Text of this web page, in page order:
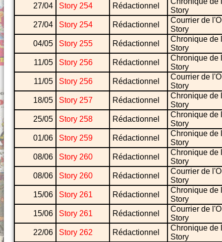
27/04 Story 254 Rédactionnel
Story
27/04
Story 254 Rédactionnel
Courrier de
Story
04/05
Story 255 Rédactionnel
Chronique de
Story
11/05
Story 256 Rédactionnel
Chronique de
Story
11/05
Story 256 Rédactionnel
Courrier de
Story
18/05
Story 257 Rédactionnel
Chronique de
Story
25/05
Story 258 Rédactionnel
Chronique de
Story
01/06
Story 259 Rédactionnel
Chronique de
Story
08/06
Story 260 Rédactionnel
Chronique de
Story
08/06
Story 260 Rédactionnel
Courrier de
Story
15/06
Story 261 Rédactionnel
Chronique de
Story
15/06
Story 261 Rédactionnel
Courrier de
Story
22/06
Story 262 Rédactionnel
Chronique de
Story